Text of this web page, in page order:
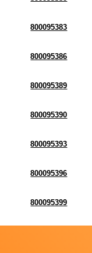
800095383
800095386
800095389
800095390
800095393
800095396
800095399